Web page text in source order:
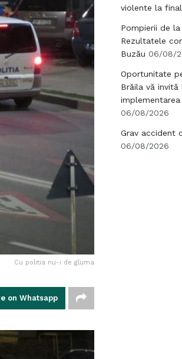
Cu politia nu-i de gluma
on Whatsapp
violente la
Pompierii de
Rezultatele
Buzău 06/08/
Oportunitate
Brăila vă
06/08/2026
Grav accident
06/08/2026